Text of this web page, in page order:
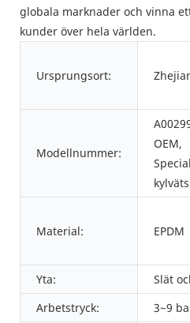
globala marknader och vinna
kunder över hela världen.
Ursprungsort:
Modellnummer:
OEM,
Material: EPDM
Yta: Slät
Arbetstryck:
3~9